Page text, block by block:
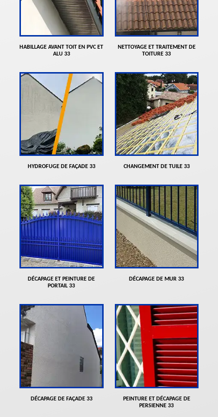
HABILLAGE AVANT TOIT EN PVC ET
ALU 33
NETTOYAGE ET TRAITEMENT DE
TOITURE 33
HYDROFUGE DE FAÇADE 33 CHANGEMENT DE TUILE 33
DÉCAPAGE ET PEINTURE DE
PORTAIL 33
DÉCAPAGE DE MUR 33
DÉCAPAGE DE FAÇADE 33
PEINTURE ET DÉCAPAGE DE
PERSIENNE 33